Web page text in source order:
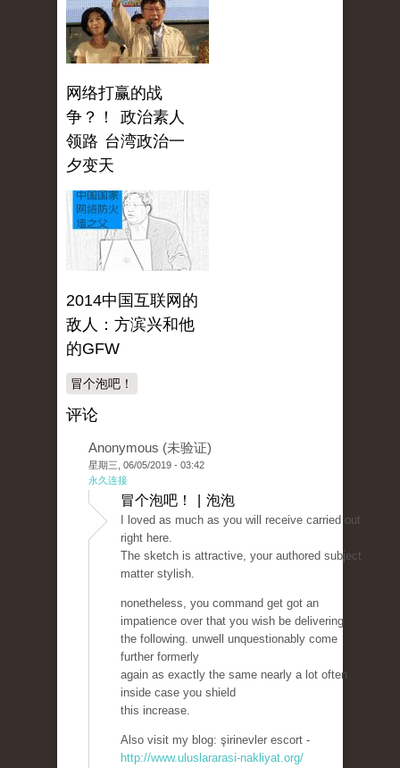
网络打赢的战
争？！ 政治素人
领路 台湾政治一
夕变天
2014中国互联网的
敌人：方滨兴和他
的GFW
冒个泡吧！
评论
Anonymous (未验证)
星期三, 06/05/2019 - 03:42
永久连接
冒个泡吧！ | 泡泡
I loved as much as you will receive carried out
right here.
The sketch is attractive, your authored subject
matter stylish.
nonetheless, you command get got an
impatience over that you wish be delivering
the following. unwell unquestionably come
further formerly
again as exactly the same nearly a lot often
inside case you shield
this increase.
Also visit my blog: şirinevler escort -
http://www.uluslararasi-nakliyat.org/